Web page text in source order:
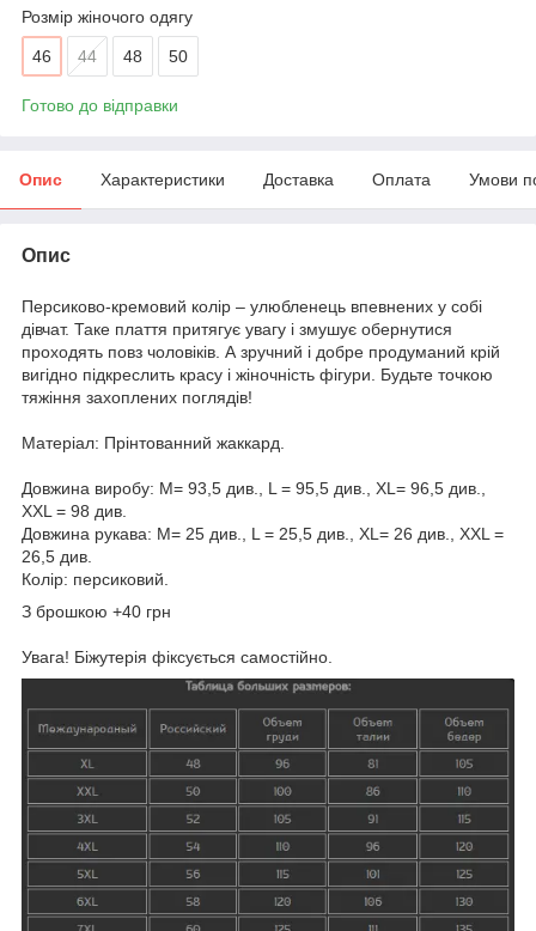
Розмір жіночого одягу
46 44 48 50
Готово до відправки
Опис Характеристики Доставка Оплата Умови
Опис
Персиково-кремовий колір – улюбленець впевнених у собі
дівчат. Таке плаття притягує увагу і змушує обернутися
проходять повз чоловіків. А зручний і добре продуманий крій
вигідно підкреслить красу і жіночність фігури. Будьте точкою
тяжіння захоплених поглядів!
Матеріал: Прінтованний жаккард.
Довжина виробу: M= 93,5 див., L = 95,5 див., XL= 96,5 див.,
XХL = 98 див.
Довжина рукава: M= 25 див., L = 25,5 див., XL= 26 див., XХL =
26,5 див.
Колір: персиковий.
З брошкою +40 грн
Увага! Біжутерія фіксується самостійно.